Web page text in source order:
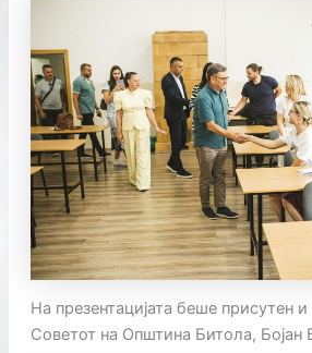
На презентацијата беше присутен
Советот на Општина Битола, Бојан